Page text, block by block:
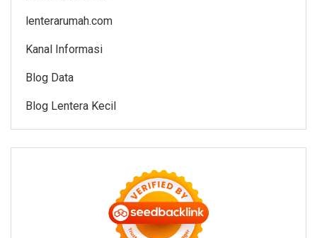
lenterarumah.com
Kanal Informasi
Blog Data
Blog Lentera Kecil